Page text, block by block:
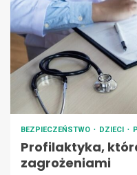
BEZPIECZEŃSTWO DZIECI
Profilaktyka,
zagrożeniami